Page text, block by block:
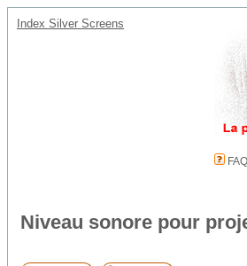
Index Silver Screens
FAQ
Niveau sonore pour